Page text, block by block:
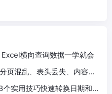
横向查询数据一学就会
页混乱、表头丢失、内容截
实用技巧快速转换日期和数